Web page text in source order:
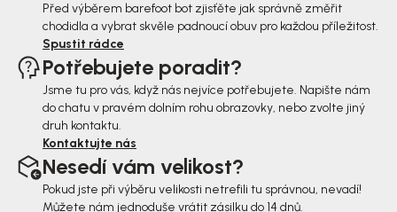
Před výběrem barefoot bot zjisťěte jak správně změřit
chodidla a vybrat skvěle padnoucí obuv pro každou příležitost.
Spustit rádce
Potřebujete poradit?
Jsme tu pro vás, když nás nejvíce potřebujete. Napište nám
do chatu v pravém dolním rohu obrazovky, nebo zvolte jiný
druh kontaktu.
Kontaktujte nás
Nesedí vám velikost?
Pokud jste při výběru velikosti netrefili tu správnou, nevadí!
Můžete nám jednoduše vrátit zásilku do 14 dnů.